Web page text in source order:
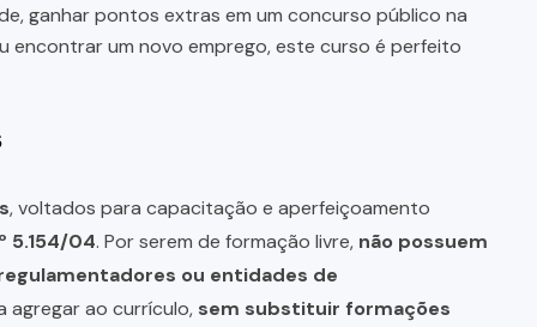
ganhar pontos extras em um concurso público na
encontrar um novo emprego, este curso é perfeito
, voltados para capacitação e aperfeiçoamento
5.154/04. Por serem de formação livre, não possuem
ou entidades de
agregar ao currículo, sem substituir formações